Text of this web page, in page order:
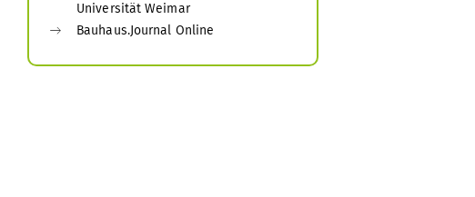
Universität Weimar
Bauhaus.Journal Online